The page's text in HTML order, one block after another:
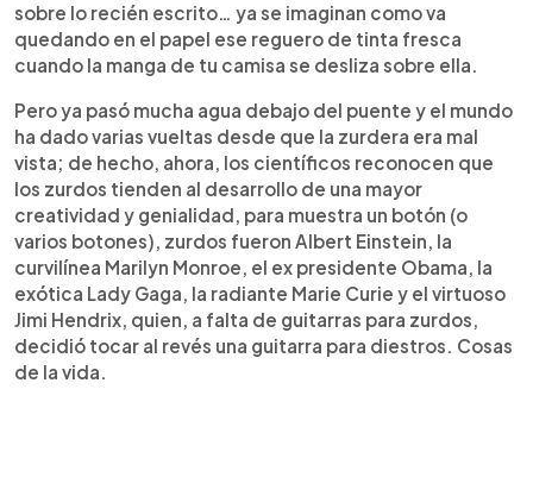
sobre lo recién escrito… ya se imaginan como va
quedando en el papel ese reguero de tinta fresca
cuando la manga de tu camisa se desliza sobre ella.
Pero ya pasó mucha agua debajo del puente y el mundo
ha dado varias vueltas desde que la zurdera era mal
vista; de hecho, ahora, los científicos reconocen que
los zurdos tienden al desarrollo de una mayor
creatividad y genialidad, para muestra un botón (o
varios botones), zurdos fueron Albert Einstein, la
curvilínea Marilyn Monroe, el ex presidente Obama, la
exótica Lady Gaga, la radiante Marie Curie y el virtuoso
Jimi Hendrix, quien, a falta de guitarras para zurdos,
decidió tocar al revés una guitarra para diestros. Cosas
de la vida.